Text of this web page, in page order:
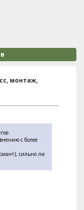
монтаж,
с более
сильно ли